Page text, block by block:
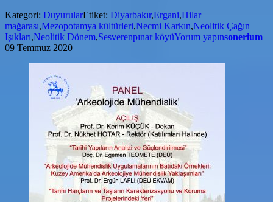
Kategori: DuyurularEtiket: Diyarbakır,Ergani,Hilar
mağarası,Mezopotamya kültürleri,Necmi Karkın,Neolitik Çağın
Işıkları,Neolitik Dönem,Sesverenpınar köyüYorum yapınsonerium
09 Temmuz 2020